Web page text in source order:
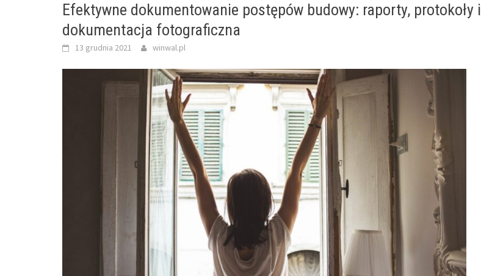
Efektywne dokumentowanie postępów budowy: raporty, protokoły i
dokumentacja fotograficzna
13 grudnia 2021 winwal.pl